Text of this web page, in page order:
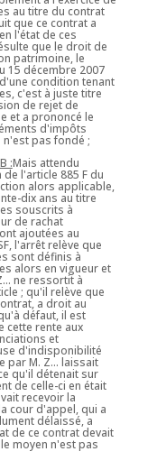
au titre du contrat
que ce contrat a
l'état de ces
que le droit de
patrimoine, le
15 décembre 2007
condition tenant
c'est à juste titre
de rejet de
et a prononcé le
d'impôts
n'est pas fondé ;
:Mais attendu
l'article 885 F du
alors applicable,
dix ans au titre
souscrits à
de rachat
ajoutées au
l'arrêt relève que
sont définis à
alors en vigueur et
ne ressortit à
; qu'il relève que
a droit au
défaut, il est
cette rente aux
et
d'indisponibilité
par M. Z... laissait
qu'il détenait sur
de celle-ci en était
recevoir la
cour d'appel, qui a
délaissé, a
de ce contrat devait
moyen n'est pas